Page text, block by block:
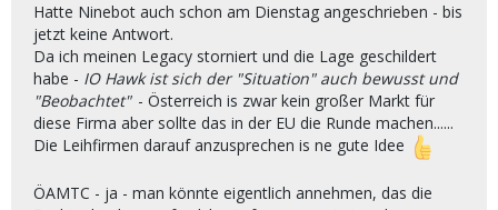
Hatte Ninebot auch schon am Dienstag angeschrieben - bis
jetzt keine Antwort.
Da ich meinen Legacy storniert und die Lage geschildert
habe - IO Hawk ist sich der "Situation" auch bewusst und
"Beobachtet" - Österreich is zwar kein großer Markt für
diese Firma aber sollte das in der EU die Runde machen......
Die Leihfirmen darauf anzusprechen is ne gute Idee
ÖAMTC - ja - man könnte eigentlich annehmen, das die